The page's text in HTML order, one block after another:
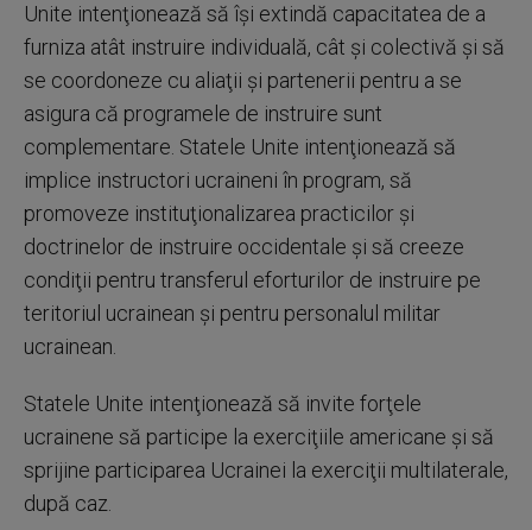
Unite intenţionează să îşi extindă capacitatea de a
furniza atât instruire individuală, cât şi colectivă şi să
se coordoneze cu aliaţii şi partenerii pentru a se
asigura că programele de instruire sunt
complementare. Statele Unite intenţionează să
implice instructori ucraineni în program, să
promoveze instituţionalizarea practicilor şi
doctrinelor de instruire occidentale şi să creeze
condiţii pentru transferul eforturilor de instruire pe
teritoriul ucrainean şi pentru personalul militar
ucrainean.
Statele Unite intenţionează să invite forţele
ucrainene să participe la exerciţiile americane şi să
sprijine participarea Ucrainei la exerciţii multilaterale,
după caz.